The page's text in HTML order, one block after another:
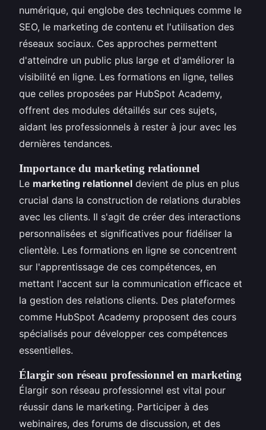
numérique, qui englobe des techniques comme le
SEO, le marketing de contenu et l'utilisation des
réseaux sociaux. Ces approches permettent
d'atteindre un public plus large et d'améliorer la
visibilité en ligne. Les formations en ligne, telles
que celles proposées par HubSpot Academy,
offrent des modules détaillés sur ces sujets,
aidant les professionnels à rester à jour avec les
dernières tendances.
Importance du marketing relationnel
Le marketing relationnel devient de plus en plus
crucial dans la construction de relations durables
avec les clients. Il s'agit de créer des interactions
personnalisées et significatives pour fidéliser la
clientèle. Les formations en ligne se concentrent
sur l'apprentissage de ces compétences, en
mettant l'accent sur la communication efficace et
la gestion des relations clients. Des plateformes
comme HubSpot Academy proposent des cours
spécialisés pour développer ces compétences
essentielles.
Élargir son réseau professionnel en marketing
Élargir son réseau professionnel est vital pour
réussir dans le marketing. Participer à des
webinaires, des forums de discussion, et des